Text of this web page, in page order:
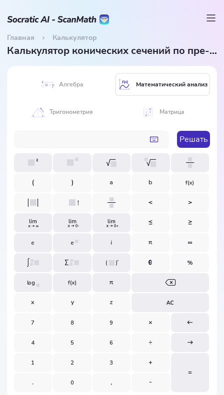
Главная Калькулятор
Калькулятор конических сечений по пре-калькулусу
Алгебра Математический анализ
Тригонометрия Матрица
Решать